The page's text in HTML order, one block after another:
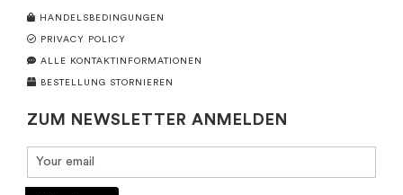
HANDELSBEDINGUNGEN
PRIVACY POLICY
ALLE KONTAKTINFORMATIONEN
BESTELLUNG STORNIEREN
ZUM NEWSLETTER ANMELDEN